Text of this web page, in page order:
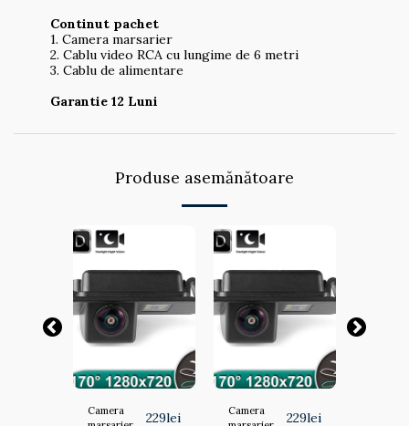
Continut pachet
1. Camera marsarier
2. Cablu video RCA cu lungime de 6 metri
3. Cablu de alimentare
Garantie 12 Luni
Produse asemănătoare
Camera
229lei
Camera
229lei